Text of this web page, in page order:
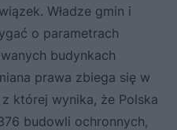
Władze gmin i
o parametrach
budynkach
prawa zbiega się w
której wynika, że Polska
budowli ochronnych,